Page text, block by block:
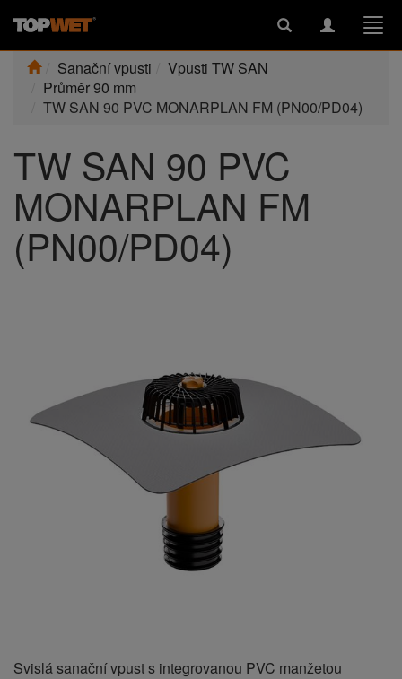
Toggle
Toggle
Sanační vpusti
Vpusti TW SAN
Průměr 90 mm
TW SAN 90 PVC MONARPLAN FM (PN00/PD04)
TW SAN 90 PVC
MONARPLAN FM
(PN00/PD04)
Svislá sanační vpust s integrovanou PVC manžetou